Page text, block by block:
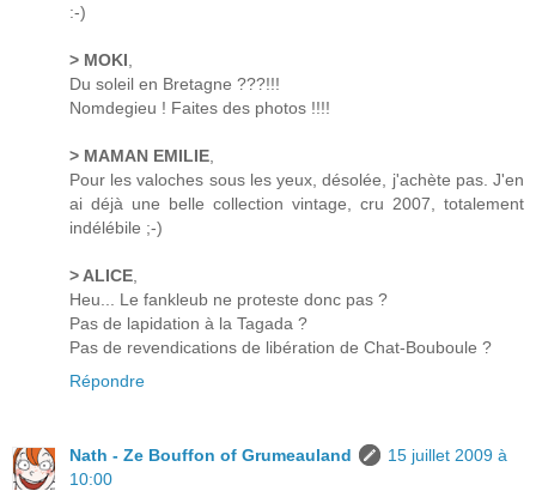
:-)
> MOKI,
Du soleil en Bretagne ???!!!
Nomdegieu ! Faites des photos !!!!
> MAMAN EMILIE,
Pour les valoches sous les yeux, désolée, j'achète pas. J'en
ai déjà une belle collection vintage, cru 2007, totalement
indélébile ;-)
> ALICE,
Heu... Le fankleub ne proteste donc pas ?
Pas de lapidation à la Tagada ?
Pas de revendications de libération de Chat-Bouboule ?
Répondre
Nath - Ze Bouffon of Grumeauland
15 juillet 2009 à
10:00